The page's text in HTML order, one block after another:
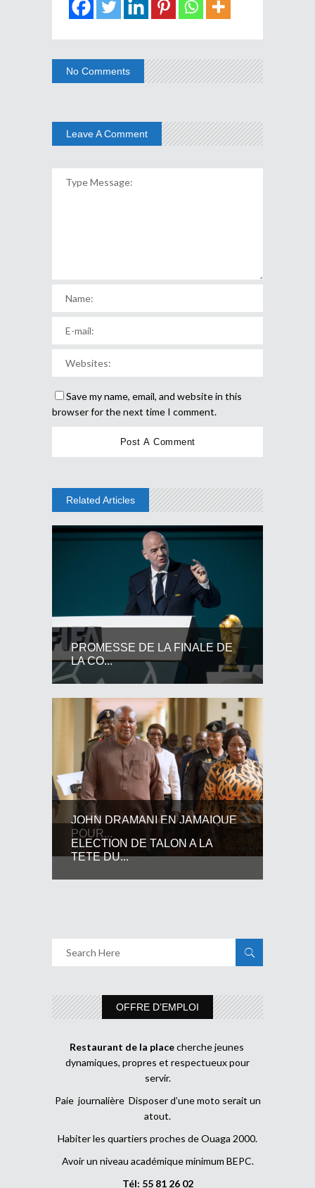
No Comments
Leave A Comment
Save my name, email, and website in this
browser for the next time I comment.
Related Articles
PROMESSE DE LA FINALE DE
LA CO...
JOHN DRAMANI EN JAMAIQUE
POUR...
ELECTION DE TALON A LA
TETE DU...
OFFRE D’EMPLOI
Restaurant de la placecherche jeunes
dynamiques, propres et respectueux pour
servir.
Paie journalière Disposer d’une moto serait un
atout.
Habiter les quartiers proches de Ouaga 2000.
Avoir un niveau académique minimum BEPC.
Tél: 55 81 26 02